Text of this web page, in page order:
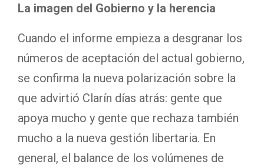
La imagen del Gobierno y la herencia
Cuando el informe empieza a desgranar los
números de aceptación del actual gobierno,
se confirma la nueva polarización sobre la
que advirtió Clarín días atrás: gente que
apoya mucho y gente que rechaza también
mucho a la nueva gestión libertaria. En
general, el balance de los volúmenes de